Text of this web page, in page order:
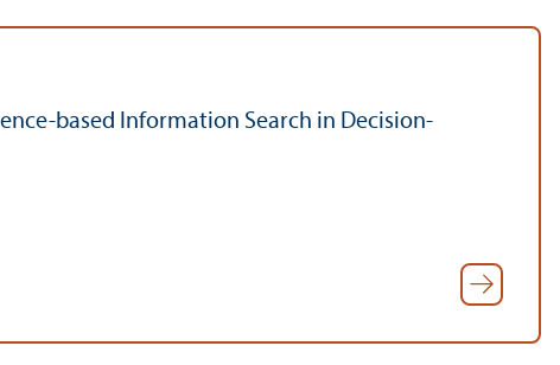
based Information Search in Decision-